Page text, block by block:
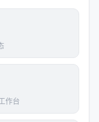
Mar 2025, C
Generation:
Questions an
Framework for
作台